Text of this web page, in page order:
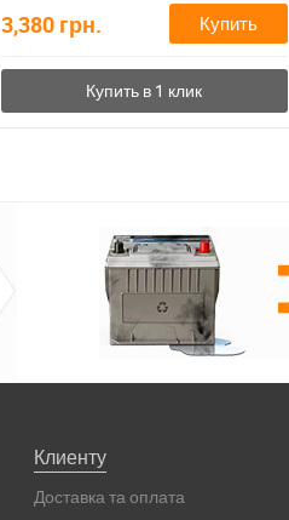
3,380 грн. Купить
Клиенту
Доставка та оплата